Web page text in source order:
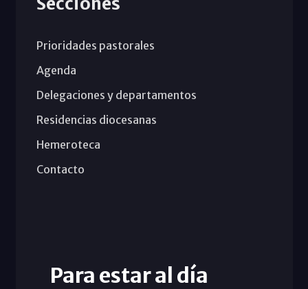
Prioridades pastorales
Agenda
Delegaciones y departamentos
Residencias diocesanas
Hemeroteca
Contacto
Para estar al día